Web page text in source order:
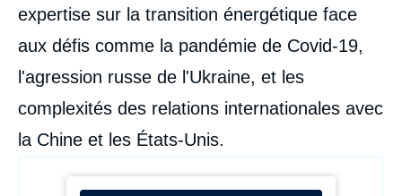
expertise sur la transition énergétique face
aux défis comme la pandémie de Covid-19,
l'agression russe de l'Ukraine, et les
complexités des relations internationales avec
la Chine et les États-Unis.